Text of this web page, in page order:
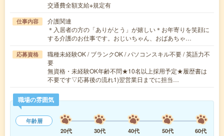
交通費全額支給※規定有
仕事内容
介護関連
＊入居者の方の「ありがとう」が嬉しい＊お年寄りを笑顔に
する介護のお仕事です。おじいちゃん、おばあちゃ…
応募資格
職種未経験OK / ブランクOK / パソコンスキル不要 / 英語力不
要
無資格・未経験OK年齢不問★10名以上採用予定★履歴書は
不要です▽応募後の流れ1)翌営業日までに担当…
職場の雰囲気
年齢層
20代
30代 40代 50代
60代